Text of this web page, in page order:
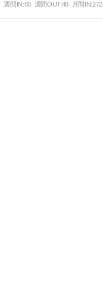
週間IN:60 週間OUT:48 月間IN:272